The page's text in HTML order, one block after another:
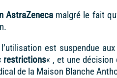
AstraZenecamalgré le fait
est suspendue
restrictions« , et une
de la Maison Blanche